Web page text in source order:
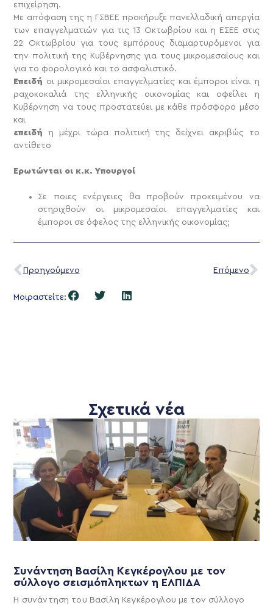
επιχείρηση.
Με απόφαση της η ΓΣΒΕΕ προκήρυξε πανελλαδική απεργία
των επαγγελματιών για τις 13 Οκτωβρίου και η ΕΣΕΕ στις
22 Οκτωβρίου για τους εμπόρους διαμαρτυρόμενοι για
την πολιτική της Κυβέρνησης για τους μικρομεσαίους και
για το φορολογικό και το ασφαλιστικό.
Επειδή οι μικρομεσαίοι επαγγελματίες και έμποροι είναι η
ραχοκοκαλιά της ελληνικής οικονομίας και οφείλει η
Κυβέρνηση να τους προστατεύει με κάθε πρόσφορο μέσο
και
επειδήη μέχρι τώρα πολιτική της δείχνει ακριβώς το
αντίθετο
Ερωτώνται οι κ.κ. Υπουργοί
Σε ποιες ενέργειες θα προβούν προκειμένου να
στηριχθούν οι μικρομεσαίοι επαγγελματίες και
έμποροι σε όφελος της ελληνικής οικονομίας;
Προηγούμενο Επόμενο
Μοιραστείτε:
Σχετικά νέα
Συνάντηση Βασίλη Κεγκέρογλου με τον
σύλλογο σεισμόπληκτων η ΕΛΠΙΔΑ
Η συνάντηση του Βασίλη Κεγκέρογλου με τον σύλλογο